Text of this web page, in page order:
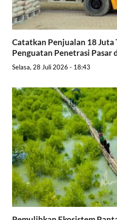
Catatkan Penjualan 18 Juta
Penguatan Penetrasi Pasar
Selasa, 28 Juli 2026 - 18:43